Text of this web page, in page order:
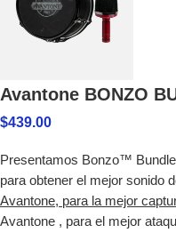
Avantone BONZO
$439.00
Presentamos Bonzo™
para obtener el mejor sonido
Avantone, para la mejor
Avantone , para el mejor